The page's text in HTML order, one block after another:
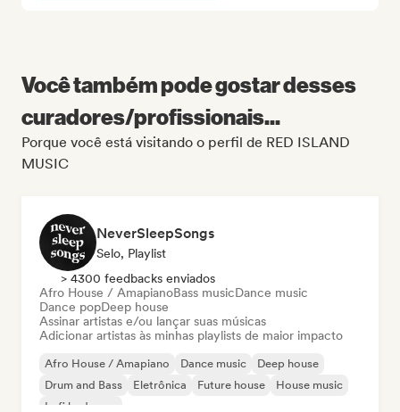
Você também pode gostar desses
curadores/profissionais...
Porque você está visitando o perfil de RED ISLAND
MUSIC
NeverSleepSongs
Selo, Playlist
> 4300 feedbacks enviados
Afro House / AmapianoBass musicDance music
Dance popDeep house
Assinar artistas e/ou lançar suas músicas
Adicionar artistas às minhas playlists de maior impacto
Afro House / Amapiano Dance music
Deep house
Drum and Bass
Eletrônica Future house
House music
Lofi bedroom